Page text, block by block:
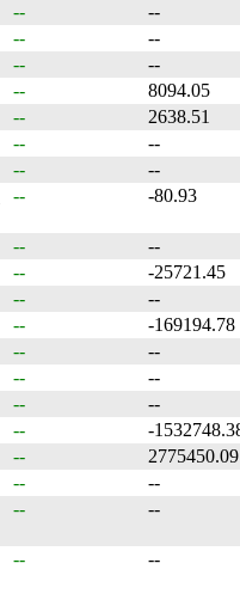
--
--
--
--
--
--
--
8094.05
--
2638.51
--
--
--
--
-- -80.93
--
--
--
-25721.45
--
--
--
-169194.78
--
--
--
--
--
--
--
-
--
2775450.09
--
--
-- --
-- --